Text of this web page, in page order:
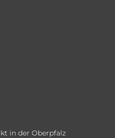
in der Oberpfalz